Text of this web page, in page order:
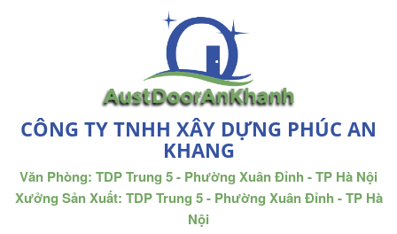
CÔNG TY TNHH XÂY DỰNG PHÚC AN
KHANG
Văn Phòng: TDP Trung 5 - Phường Xuân Đỉnh - TP Hà Nội
Xưởng Sản Xuất: TDP Trung 5 - Phường Xuân Đỉnh - TP Hà
Nội